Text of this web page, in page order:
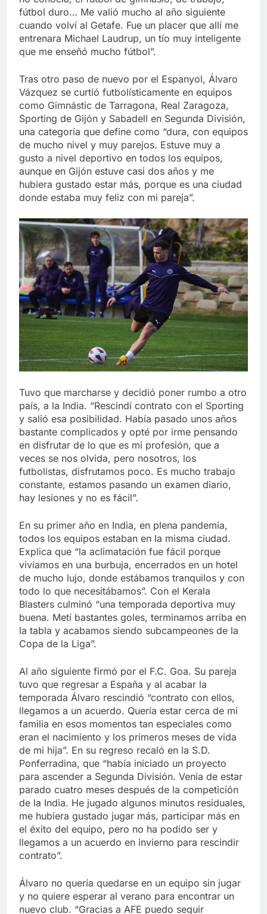
fútbol duro… Me valió mucho al año siguiente
cuando volví al Getafe. Fue un placer que allí me
entrenara Michael Laudrup, un tío muy inteligente
que me enseñó mucho fútbol”.
Tras otro paso de nuevo por el Espanyol, Álvaro
Vázquez se curtió futbolísticamente en equipos
como Gimnástic de Tarragona, Real Zaragoza,
Sporting de Gijón y Sabadell en Segunda División,
una categoría que define como “dura, con equipos
de mucho nivel y muy parejos. Estuve muy a
gusto a nivel deportivo en todos los equipos,
aunque en Gijón estuve casi dos años y me
hubiera gustado estar más, porque es una ciudad
donde estaba muy feliz con mi pareja”.
Tuvo que marcharse y decidió poner rumbo a otro
país, a la India. “Rescindí contrato con el Sporting
y salió esa posibilidad. Había pasado unos años
bastante complicados y opté por irme pensando
en disfrutar de lo que es mi profesión, que a
veces se nos olvida, pero nosotros, los
futbolistas, disfrutamos poco. Es mucho trabajo
constante, estamos pasando un examen diario,
hay lesiones y no es fácil”.
En su primer año en India, en plena pandemia,
todos los equipos estaban en la misma ciudad.
Explica que “la aclimatación fue fácil porque
vivíamos en una burbuja, encerrados en un hotel
de mucho lujo, donde estábamos tranquilos y con
todo lo que necesitábamos”. Con el Kerala
Blasters culminó “una temporada deportiva muy
buena. Metí bastantes goles, terminamos arriba en
la tabla y acabamos siendo subcampeones de la
Copa de la Liga”.
Al año siguiente firmó por el F.C. Goa. Su pareja
tuvo que regresar a España y al acabar la
temporada Álvaro rescindió “contrato con ellos,
llegamos a un acuerdo. Quería estar cerca de mi
familia en esos momentos tan especiales como
eran el nacimiento y los primeros meses de vida
de mi hija”. En su regreso recaló en la S.D.
Ponferradina, que “había iniciado un proyecto
para ascender a Segunda División. Venía de estar
parado cuatro meses después de la competición
de la India. He jugado algunos minutos residuales,
me hubiera gustado jugar más, participar más en
el éxito del equipo, pero no ha podido ser y
llegamos a un acuerdo en invierno para rescindir
contrato”.
Álvaro no quería quedarse en un equipo sin jugar
y no quiere esperar al verano para encontrar un
nuevo club. “Gracias a AFE puedo seguir